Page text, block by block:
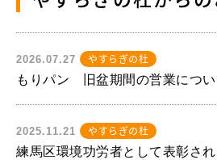
2026.07.27 やすらぎの杜
もりパン 旧盆期間の営業につい
2025.11.21 やすらぎの杜
練馬区環境功労者として表彰さ